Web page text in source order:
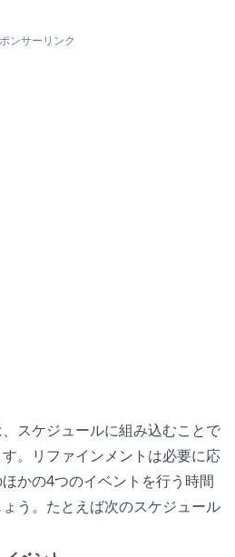
ンサーリンク
スケジュールに組み込むことで
。リファインメントは必要に応
かの4つのイベントを行う時間
う。たとえば次のスケジュール